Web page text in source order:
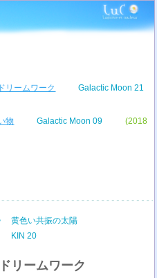
リームワーク
Galactic Moon 21
物
Galactic Moon 09
(2018
黄色い共振の太陽
KIN 20
リームワーク